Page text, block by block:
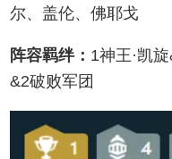
尔、盖伦、佛耶戈
阵容羁绊： 1神王·凯
&2破败军团